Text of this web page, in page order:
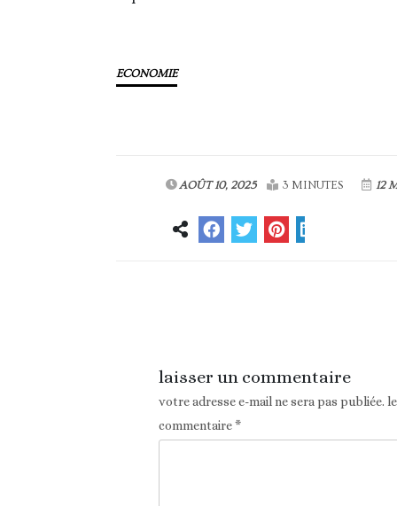
ECONOMIE
AOÛT 10, 2025 3 MINUTES 12
laisser un commentaire
votre adresse e-mail ne sera pas publiée.
commentaire*